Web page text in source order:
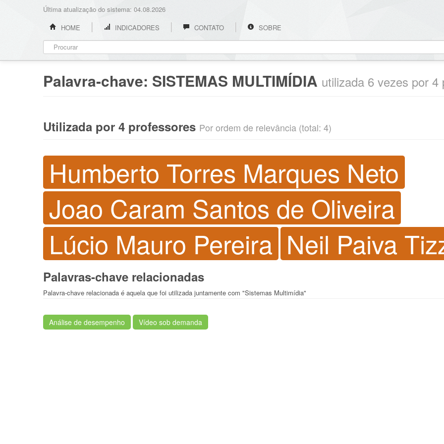
Última atualização do sistema: 04.08.2026
HOME
INDICADORES CONTATO SOBRE
Palavra-chave: SISTEMAS MULTIMÍDIA utilizada 6 vezes por 4
Utilizada por 4 professores Por ordem de relevância (total: 4)
Humberto Torres Marques Neto
Joao Caram Santos de Oliveira
Lúcio Mauro Pereira Neil Paiva
Palavras-chave relacionadas
Palavra-chave relacionada é aquela que foi utilizada juntamente com "Sistemas Multimídia"
Análise de desempenho Vídeo sob demanda